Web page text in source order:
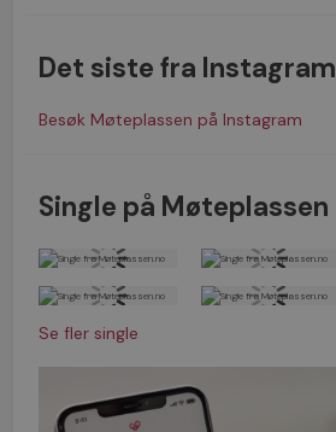
Det siste fra Instagram
Besøk Møteplassen på Instagram
Single på Møteplassen
Se fler single